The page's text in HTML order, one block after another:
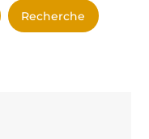
Recherche